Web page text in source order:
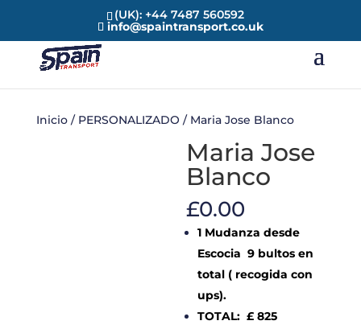
(UK): +44 7487 560592
info@spaintransport.co.uk
Inicio/ PERSONALIZADO / Maria Jose Blanco
Maria Jose
Blanco
£0.00
1 Mudanza desde
Escocia 9 bultos en
total ( recogida con
ups).
TOTAL: £ 825